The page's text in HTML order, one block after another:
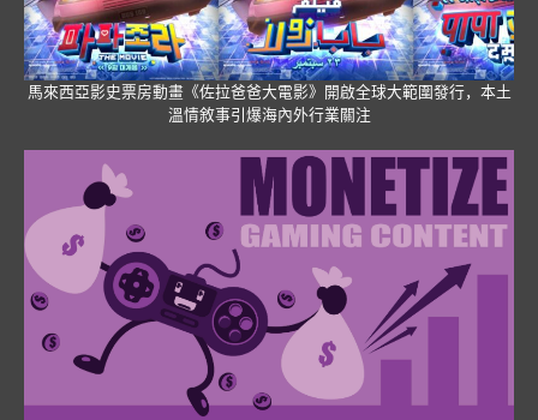
馬來西亞影史票房動畫《佐拉爸爸大電影》開啟全球大範圍發行，本土
溫情敘事引爆海內外行業關注